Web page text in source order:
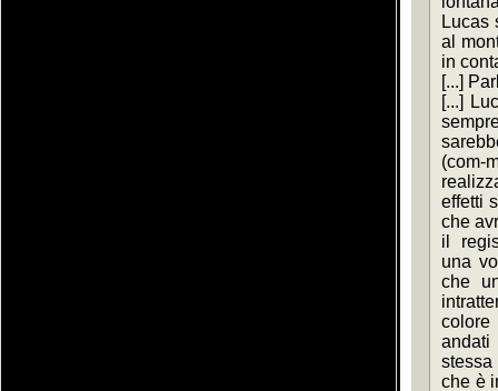
Lucas
al
in
[...]
[...]
effetti
che
il
una
che
andati
stessa
che è